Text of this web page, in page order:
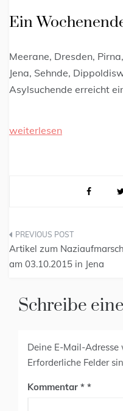
Ein
Meerane, Dresden,
Jena, Sehnde,
Asylsuchende erreicht
weiterlesen
Artikel zum Naziaufmarsch
am 03.10.2015 in Jena
Schreibe
Deine E-Mail-
Erforderliche Felder
Kommentar *